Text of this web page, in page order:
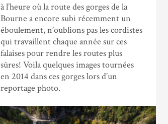
à l’heure où la route des gorges de la
Bourne a encore subi récemment un
éboulement, n’oublions pas les cordistes
qui travaillent chaque année sur ces
falaises pour rendre les routes plus
sûres! Voila quelques images tournées
en 2014 dans ces gorges lors d’un
reportage photo.